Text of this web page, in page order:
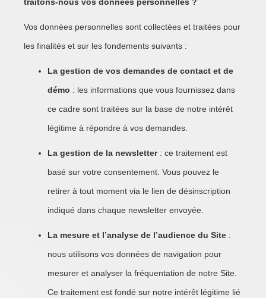
Vos données personnelles sont collectées et traitées pour
les finalités et sur les fondements suivants :
La gestion de vos demandes de contact et de
démo : les informations que vous fournissez dans
ce cadre sont traitées sur la base de notre intérêt
légitime à répondre à vos demandes.
La gestion de la newsletter: ce traitement est
basé sur votre consentement. Vous pouvez le
retirer à tout moment via le lien de désinscription
indiqué dans chaque newsletter envoyée.
La mesure et l’analyse de l’audience du Site :
nous utilisons vos données de navigation pour
mesurer et analyser la fréquentation de notre Site.
Ce traitement est fondé sur notre intérêt légitime lié